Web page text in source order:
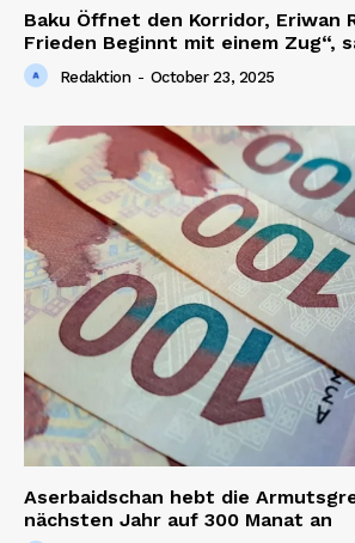
Baku Öffnet den Korridor, Eriwan
Frieden Beginnt mit einem Zug“,
Redaktion - October 23, 2025
Aserbaidschan hebt die
nächsten Jahr auf 300 Manat an